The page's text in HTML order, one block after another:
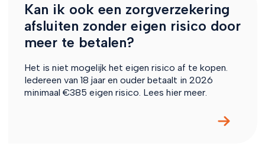
Kan ik ook een zorgverzekering
afsluiten zonder eigen risico door
meer te betalen?
Het is niet mogelijk het eigen risico af te kopen.
Iedereen van 18 jaar en ouder betaalt in 2026
minimaal €385 eigen risico. Lees hier meer.